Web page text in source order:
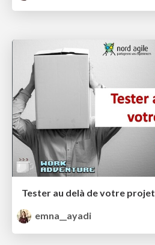
Tester au delà de votre projet
emna__ayadi